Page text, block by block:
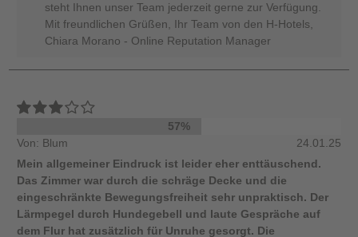
steht Ihnen unser Team jederzeit gerne zur Verfügung.
Mit freundlichen Grüßen, Ihr Team von den H-Hotels,
Chiara Morano - Online Reputation Manager
57%
Von: Blum
24.01.25
Mein allgemeiner Eindruck ist leider eher enttäuschend.
Das Zimmer war durch die schräge Decke und die
eingeschränkte Bewegungsfreiheit sehr unpraktisch. Der
Lärmpegel durch Hundegebell und laute Gespräche auf
dem Flur hat zusätzlich für Unruhe gesorgt. Die